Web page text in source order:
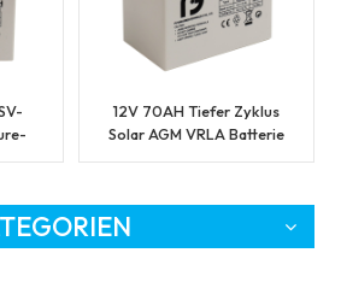
12V 70AH Tiefer Zyklus
Solar AGM VRLA Batterie